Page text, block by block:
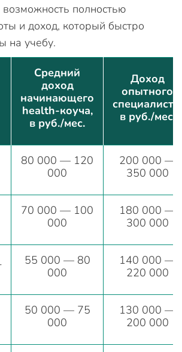
возможность полностью
и доход, который быстро
на учебу.
Средний
доход
начинающего
health-коуча,
в руб./мес.
Доход
опытного
специалиста,
в руб./мес.
80 000 — 120
000
200 000 —
350 000
70 000 — 100
000
180 000 —
300 000
55 000 — 80
000
140 000 —
220 000
50 000 — 75
000
130 000 —
200 000